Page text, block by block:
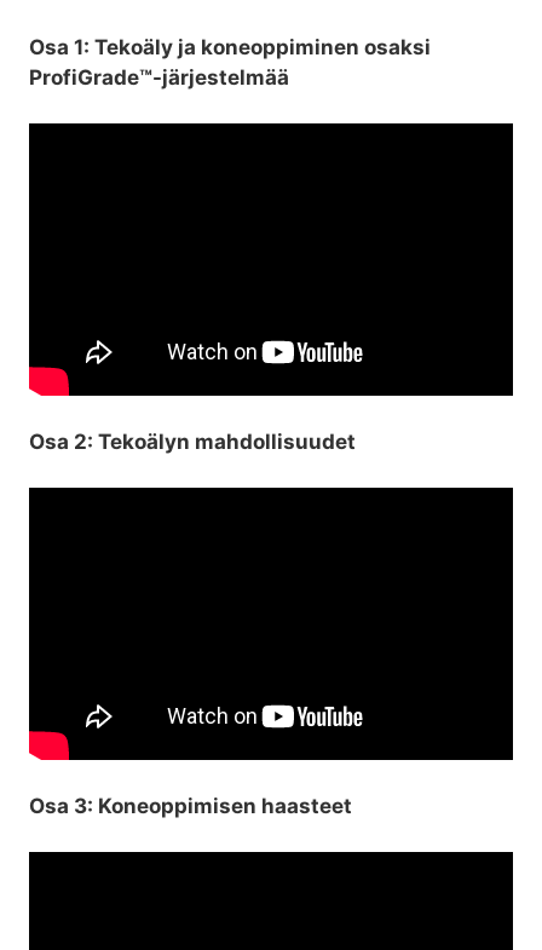
Osa 1: Tekoäly ja koneoppiminen osaksi
ProfiGrade™-järjestelmää
Osa 2: Tekoälyn mahdollisuudet
Osa 3: Koneoppimisen haasteet